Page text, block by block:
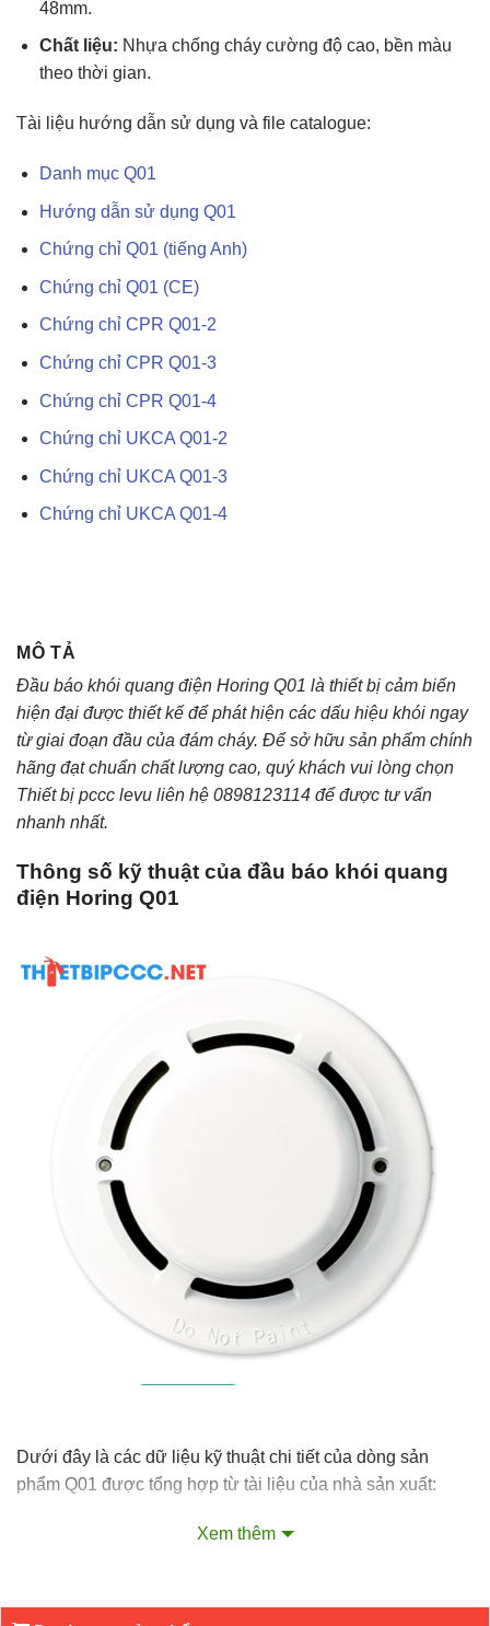
48mm.
Chất liệu: Nhựa chống cháy cường độ cao, bền màu
theo thời gian.
Tài liệu hướng dẫn sử dụng và file catalogue:
Danh mục Q01
Hướng dẫn sử dụng Q01
Chứng chỉ Q01 (tiếng Anh)
Chứng chỉ Q01 (CE)
Chứng chỉ CPR Q01-2
Chứng chỉ CPR Q01-3
Chứng chỉ CPR Q01-4
Chứng chỉ UKCA Q01-2
Chứng chỉ UKCA Q01-3
Chứng chỉ UKCA Q01-4
MÔ TẢ
Đầu báo khói quang điện Horing Q01 là thiết bị cảm biến
hiện đại được thiết kế để phát hiện các dấu hiệu khói ngay
từ giai đoạn đầu của đám cháy. Để sở hữu sản phẩm chính
hãng đạt chuẩn chất lượng cao, quý khách vui lòng chọn
Thiết bị pccc levu liên hệ 0898123114 để được tư vấn
nhanh nhất.
Thông số kỹ thuật của đầu báo khói quang
điện Horing Q01
Dưới đây là các dữ liệu kỹ thuật chi tiết của dòng sản
phẩm Q01 được tổng hợp từ tài liệu của nhà sản xuất:
Q01-2 (hệ 2 dây), Q01-3 (hệ 3 dây), Q01-4 (hệ 4
Xem thêm